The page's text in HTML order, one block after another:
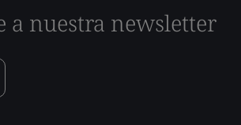
a nuestra newsletter